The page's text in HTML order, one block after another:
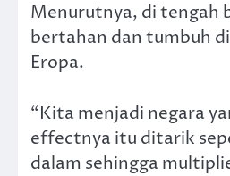
Menurutnya, di tengah
bertahan dan tumbuh
Eropa.
“Kita menjadi negara
effectnya itu ditarik
dalam sehingga